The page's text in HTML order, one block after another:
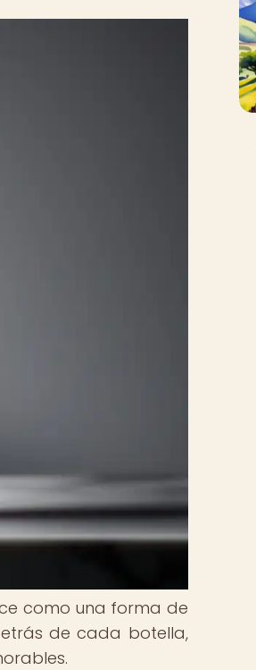
como una forma de
de cada botella,